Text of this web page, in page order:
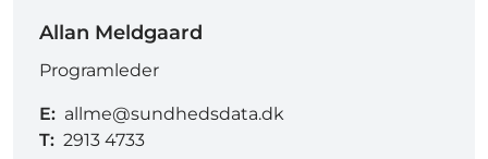
Allan Meldgaard
Programleder
E: allme@sundhedsdata.dk
T: 2913 4733